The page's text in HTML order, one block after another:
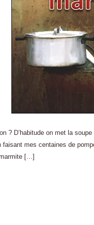
? D’habitude on met la
faisant mes centaines de
[…]